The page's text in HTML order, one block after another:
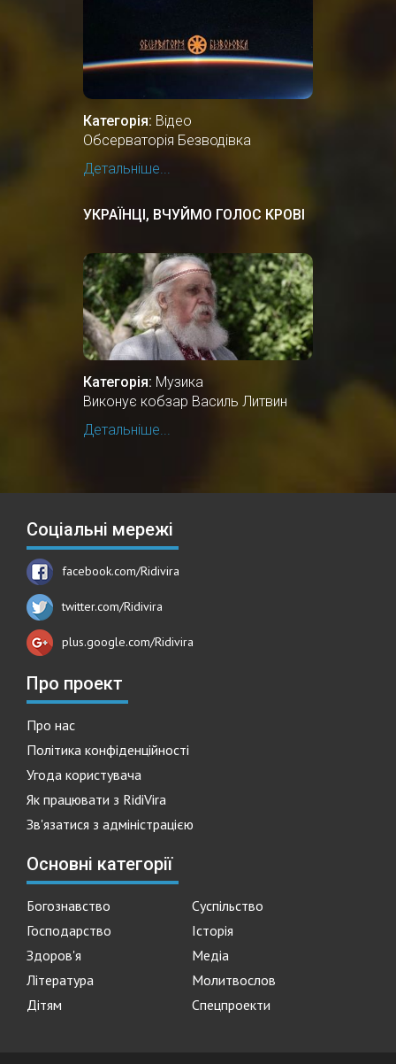
Категорія: Відео
Обсерваторія Безводівка
Детальніше...
УКРАЇНЦІ, ВЧУЙМО ГОЛОС КРОВІ
Категорія: Музика
Виконує кобзар Василь Литвин
Детальніше...
Соціальні мережі
facebook.com/Ridivira
twitter.com/Ridivira
plus.google.com/Ridivira
Про проект
Про нас
Політика конфіденційності
Угода користувача
Як працювати з RidiVira
Зв'язатися з адміністрацією
Основні категорії
Богознавство
Суспільство
Господарство
Історія
Здоров'я
Медіа
Література
Молитвослов
Дітям
Спецпроекти